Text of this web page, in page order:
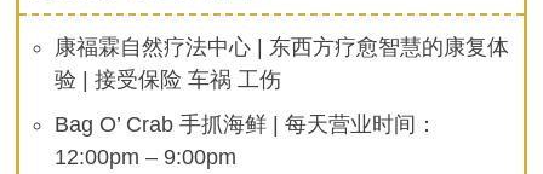
康福霖自然疗法中心 | 东西方疗愈智慧的康复体
验 | 接受保险 车祸 工伤
Bag O’ Crab 手抓海鲜 | 每天营业时间：
12:00pm – 9:00pm